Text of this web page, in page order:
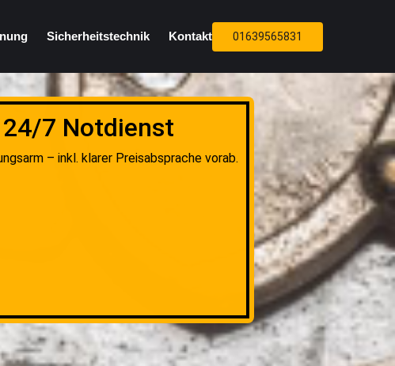
Sicherheitstechnik Kontakt 01639565831
7 Notdienst
– inkl. klarer Preisabsprache vorab.